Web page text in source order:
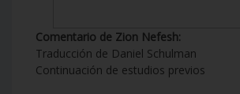
Comentario de Zion Nefesh:
Traducción de Daniel Schulman
Continuación de estudios previos